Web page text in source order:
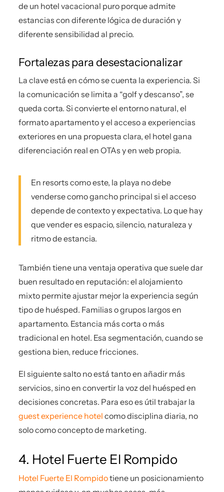
de un hotel vacacional puro porque admite
estancias con diferente lógica de duración y
diferente sensibilidad al precio.
Fortalezas para desestacionalizar
La clave está en cómo se cuenta la experiencia. Si
la comunicación se limita a “golf y descanso”, se
queda corta. Si convierte el entorno natural, el
formato apartamento y el acceso a experiencias
exteriores en una propuesta clara, el hotel gana
diferenciación real en OTAs y en web propia.
En resorts como este, la playa no debe
venderse como gancho principal si el acceso
depende de contexto y expectativa. Lo que hay
que vender es espacio, silencio, naturaleza y
ritmo de estancia.
También tiene una ventaja operativa que suele dar
buen resultado en reputación: el alojamiento
mixto permite ajustar mejor la experiencia según
tipo de huésped. Familias o grupos largos en
apartamento. Estancia más corta o más
tradicional en hotel. Esa segmentación, cuando se
gestiona bien, reduce fricciones.
El siguiente salto no está tanto en añadir más
servicios, sino en convertir la voz del huésped en
decisiones concretas. Para eso es útil trabajar la
guest experience hotel como disciplina diaria, no
solo como concepto de marketing.
4. Hotel Fuerte El Rompido
Hotel Fuerte El Rompidotiene un posicionamiento